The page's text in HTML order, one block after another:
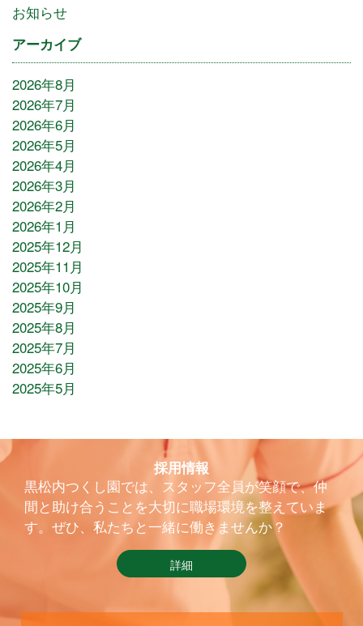
お知らせ
アーカイブ
2026年8月
2026年7月
2026年6月
2026年5月
2026年4月
2026年3月
2026年2月
2026年1月
2025年12月
2025年11月
2025年10月
2025年9月
2025年8月
2025年7月
2025年6月
2025年5月
採用情報
黒松内つくし園では、スタッフ全員が笑顔で、仲
間と助け合うことを大切に職場環境を整えていま
す。ぜひ、私たちと一緒に働きませんか？
詳細